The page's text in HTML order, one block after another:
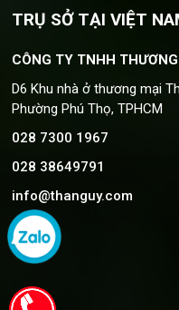
TRỤ SỞ TẠI VIỆT
CÔNG TY TNHH
D6 Khu nhà ở thương mại
Phường Phú Thọ, TPHCM
028 7300 1967
028 38649791
info@thanguy.com